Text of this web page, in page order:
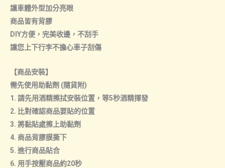
讓車體外型加分亮眼
商品皆有背膠
DIY方便，完美收邊，不刮手
讓您上下行李不擔心車子刮傷
【商品安裝】
需先使用助黏劑 (隨貨附)
1. 請先用酒精擦拭安裝位置，等5秒酒精揮發
2. 比對確認商品要貼的位置
3. 將黏貼處擦上助黏劑
4. 商品背膠膜撕下
5. 進行商品貼合
6. 用手按壓商品約20秒